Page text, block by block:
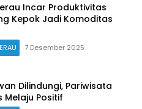
Incar Produktivitas
Kepok Jadi Komoditas
7 Desember 2025
Dilindungi, Pariwisata
Melaju Positif